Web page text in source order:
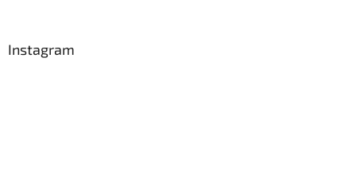
Instagram